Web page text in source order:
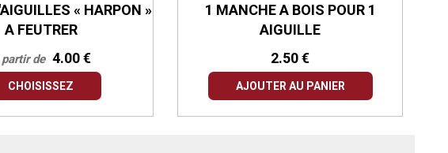
« HARPON »
A FEUTRER
de 4.00 €
CHOISISSEZ
1 MANCHE A BOIS POUR 1
AIGUILLE
2.50 €
AJOUTER AU PANIER